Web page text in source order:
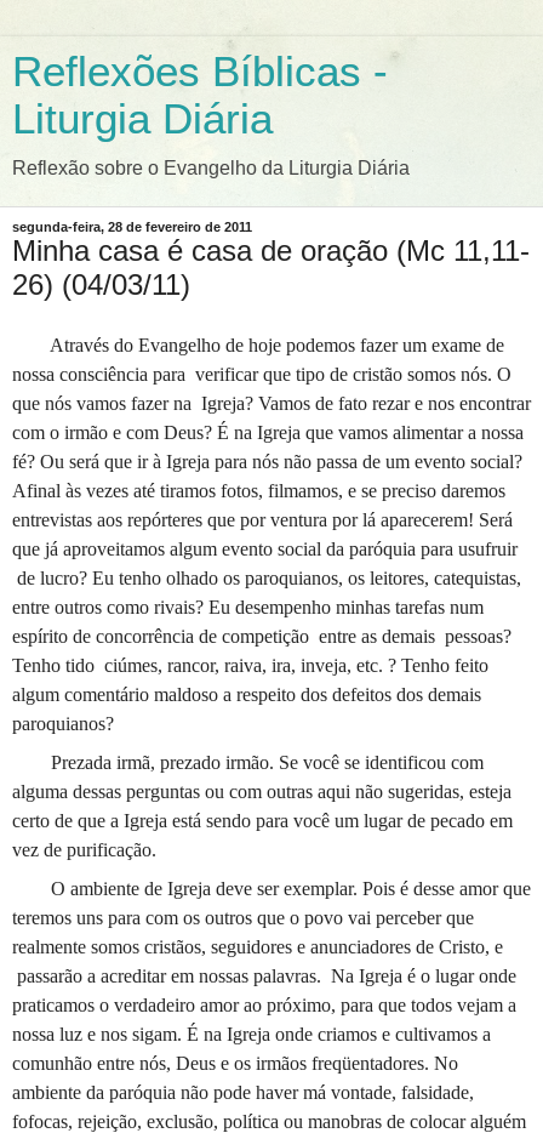
Reflexões Bíblicas -
Liturgia Diária
Reflexão sobre o Evangelho da Liturgia Diária
segunda-feira, 28 de fevereiro de 2011
Minha casa é casa de oração (Mc 11,11-
26) (04/03/11)
Através do Evangelho de hoje podemos fazer um exame de
nossa consciência para verificar que tipo de cristão somos nós. O
que nós vamos fazer na Igreja? Vamos de fato rezar e nos encontrar
com o irmão e com Deus? É na Igreja que vamos alimentar a nossa
fé? Ou será que ir à Igreja para nós não passa de um evento social?
Afinal às vezes até tiramos fotos, filmamos, e se preciso daremos
entrevistas aos repórteres que por ventura por lá aparecerem! Será
que já aproveitamos algum evento social da paróquia para usufruir
de lucro? Eu tenho olhado os paroquianos, os leitores, catequistas,
entre outros como rivais? Eu desempenho minhas tarefas num
espírito de concorrência de competição entre as demais pessoas?
Tenho tido ciúmes, rancor, raiva, ira, inveja, etc. ? Tenho feito
algum comentário maldoso a respeito dos defeitos dos demais
paroquianos?
Prezada irmã, prezado irmão. Se você se identificou com
alguma dessas perguntas ou com outras aqui não sugeridas, esteja
certo de que a Igreja está sendo para você um lugar de pecado em
vez de purificação.
O ambiente de Igreja deve ser exemplar. Pois é desse amor que
teremos uns para com os outros que o povo vai perceber que
realmente somos cristãos, seguidores e anunciadores de Cristo, e
passarão a acreditar em nossas palavras. Na Igreja é o lugar onde
praticamos o verdadeiro amor ao próximo, para que todos vejam a
nossa luz e nos sigam. É na Igreja onde criamos e cultivamos a
comunhão entre nós, Deus e os irmãos freqüentadores. No
ambiente da paróquia não pode haver má vontade, falsidade,
fofocas, rejeição, exclusão, política ou manobras de colocar alguém